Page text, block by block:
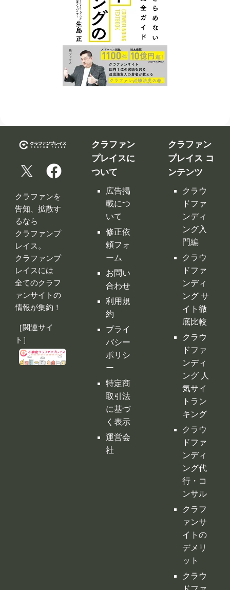
告知、拡散す
クラファンプ
クラファンプ
全てのクラフ
ァンサイトの
情報が集約！
［関連サイ
ト］
クラファン
プレイスに
ついて
修正依
頼フォ
ーム
お問い
合わせ
利用規
約
プライ
バシー
ポリシ
ー
特定商
取引法
に基づ
く表示
運営会
社
ング入
門編
クラウ
ドファ
ンディ
ング サ
イト徹
底比較
クラウ
ドファ
ンディ
ング 人
気サイ
トラン
クラウ
ドファ
ンディ
ング代
行・コ
ンサル
クラフ
ァンサ
イトの
デメリ
ット
クラウ
ドファ
ンディ
ングの
税金
購入型
クラウ
ドファ